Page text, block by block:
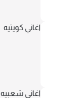
اغاني كويتيه
اغاني شعبيه